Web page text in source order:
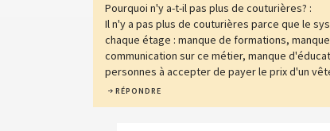
Pourquoi n'y a-t-il pas plus de couturières? :
Il n'y a pas plus de couturières parce que le
chaque étage : manque de formations,
communication sur ce métier, manque
personnes à accepter de payer le prix d'un
RÉPONDRE